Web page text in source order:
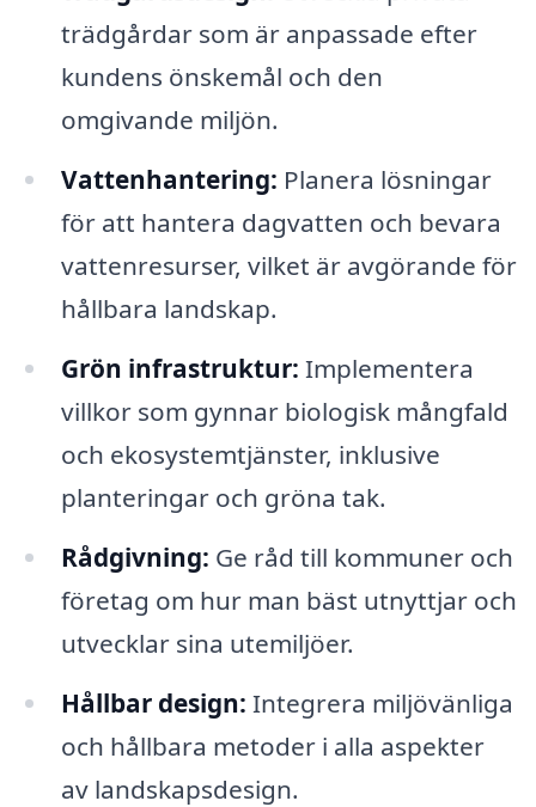
trädgårdar som är anpassade efter
kundens önskemål och den
omgivande miljön.
Vattenhantering: Planera lösningar
för att hantera dagvatten och bevara
vattenresurser, vilket är avgörande för
hållbara landskap.
Grön infrastruktur: Implementera
villkor som gynnar biologisk mångfald
och ekosystemtjänster, inklusive
planteringar och gröna tak.
Rådgivning: Ge råd till kommuner och
företag om hur man bäst utnyttjar och
utvecklar sina utemiljöer.
Hållbar design: Integrera miljövänliga
och hållbara metoder i alla aspekter
av landskapsdesign.